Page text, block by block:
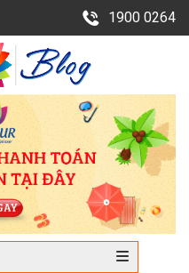
1900 0264